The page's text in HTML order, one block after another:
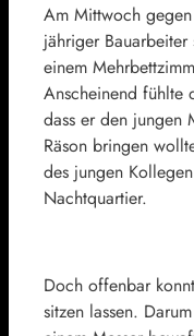
Am Mittwoch
jähriger
einem
Anscheinend fühlte
dass er den jungen
Räson bringen
des jungen
Nachtquartier.
Doch offenbar
sitzen lassen.